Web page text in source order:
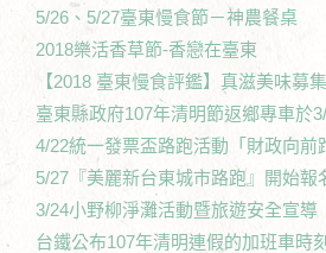
5/26、5/27臺東慢食節－神農餐桌
2018樂活香草節-香戀在臺東
【2018 臺東慢食評鑑】真滋美味募
臺東縣政府107年清明節返鄉專車於
4/22統一發票盃路跑活動「財政向前
5/27『美麗新台東城市路跑』開始報
3/24小野柳淨灘活動暨旅遊安全宣導
台鐵公布107年清明連假的加班車時